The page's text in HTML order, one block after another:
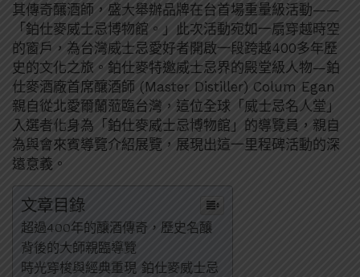
其傳奇釀酒師，盛大舉辦品牌在台首場重量級活動——
「鉑仕麥威士忌博物館。」此次活動宛如一扇穿越時空
的窗戶，為台灣威士忌愛好者開啟一段跨越400多年歷
史的文化之旅。鉑仕麥特邀威士忌界的殿堂級人物—鉑
仕麥酒廠首席釀酒師 (Master Distiller) Colum Egan
親自從北愛爾蘭蒞臨台灣，這位全球「威士忌名人堂」
入選者化身為「鉑仕麥威士忌博物館」的導覽員，親自
為與會來賓導覽介紹展覽，展現出這一里程碑活動的深
遠意義。
文章目錄
超過400年的釀酒傳奇，歷史名釀
背後的大師親臨導覽
時光穿梭與經典重現 鉑仕麥威士忌